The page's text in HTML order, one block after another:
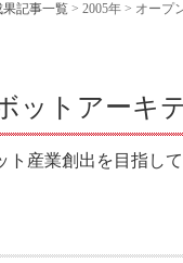
果記事一覧 > 2005年 > オープ
ットアーキ
ト産業創出を目指して